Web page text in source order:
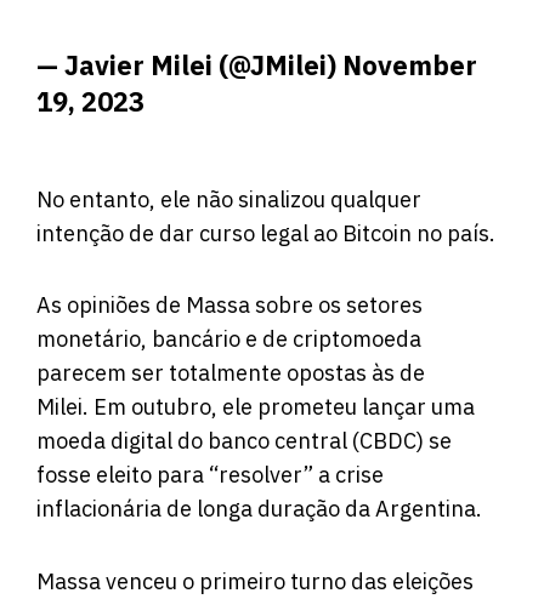
— Javier Milei (@JMilei) November
19, 2023
No entanto, ele não sinalizou qualquer
intenção de dar curso legal ao Bitcoin no país.
As opiniões de Massa sobre os setores
monetário, bancário e de criptomoeda
parecem ser totalmente opostas às de
Milei. Em outubro, ele prometeu lançar uma
moeda digital do banco central (CBDC) se
fosse eleito para “resolver” a crise
inflacionária de longa duração da Argentina.
Massa venceu o primeiro turno das eleições